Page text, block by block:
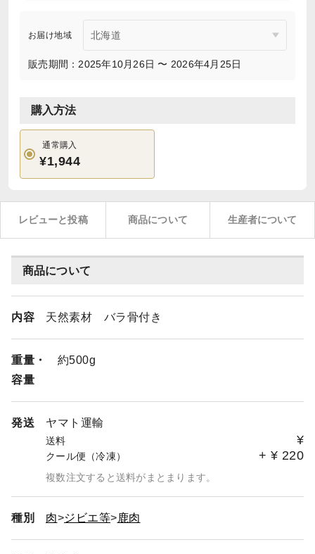
お届け地域
販売期間：2025年10月26日 〜 2026年4月25日
購入方法
通常購入
¥1,944
レビューと投稿 商品について 生産者について
商品について
内容 天然素材 バラ骨付き
重量・
容量
約500g
発送 ヤマト運輸
送料 ¥
クール便（冷凍） + ¥ 220
複数注文すると送料がまとまります。
種別 肉 ジビエ等 鹿肉